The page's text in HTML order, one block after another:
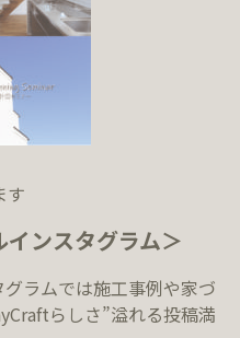
す
ンスタグラム＞
ラムでは施工事例や家づ
らしさ”溢れる投稿満